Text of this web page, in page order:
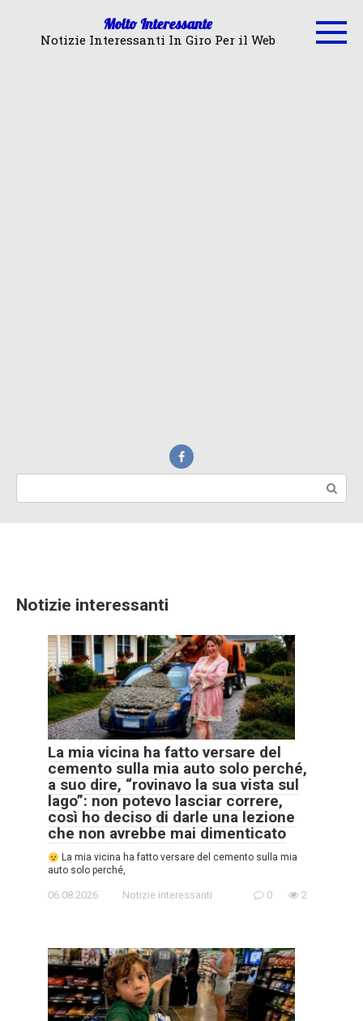
Molto Interessante
Notizie Interessanti In Giro Per il Web
Notizie interessanti
La mia vicina ha fatto versare del
cemento sulla mia auto solo perché,
a suo dire, “rovinavo la sua vista sul
lago”: non potevo lasciar correre,
così ho deciso di darle una lezione
che non avrebbe mai dimenticato
La mia vicina ha fatto versare del cemento sulla mia
auto solo perché,
06.08.2026 Notizie interessanti 0 2